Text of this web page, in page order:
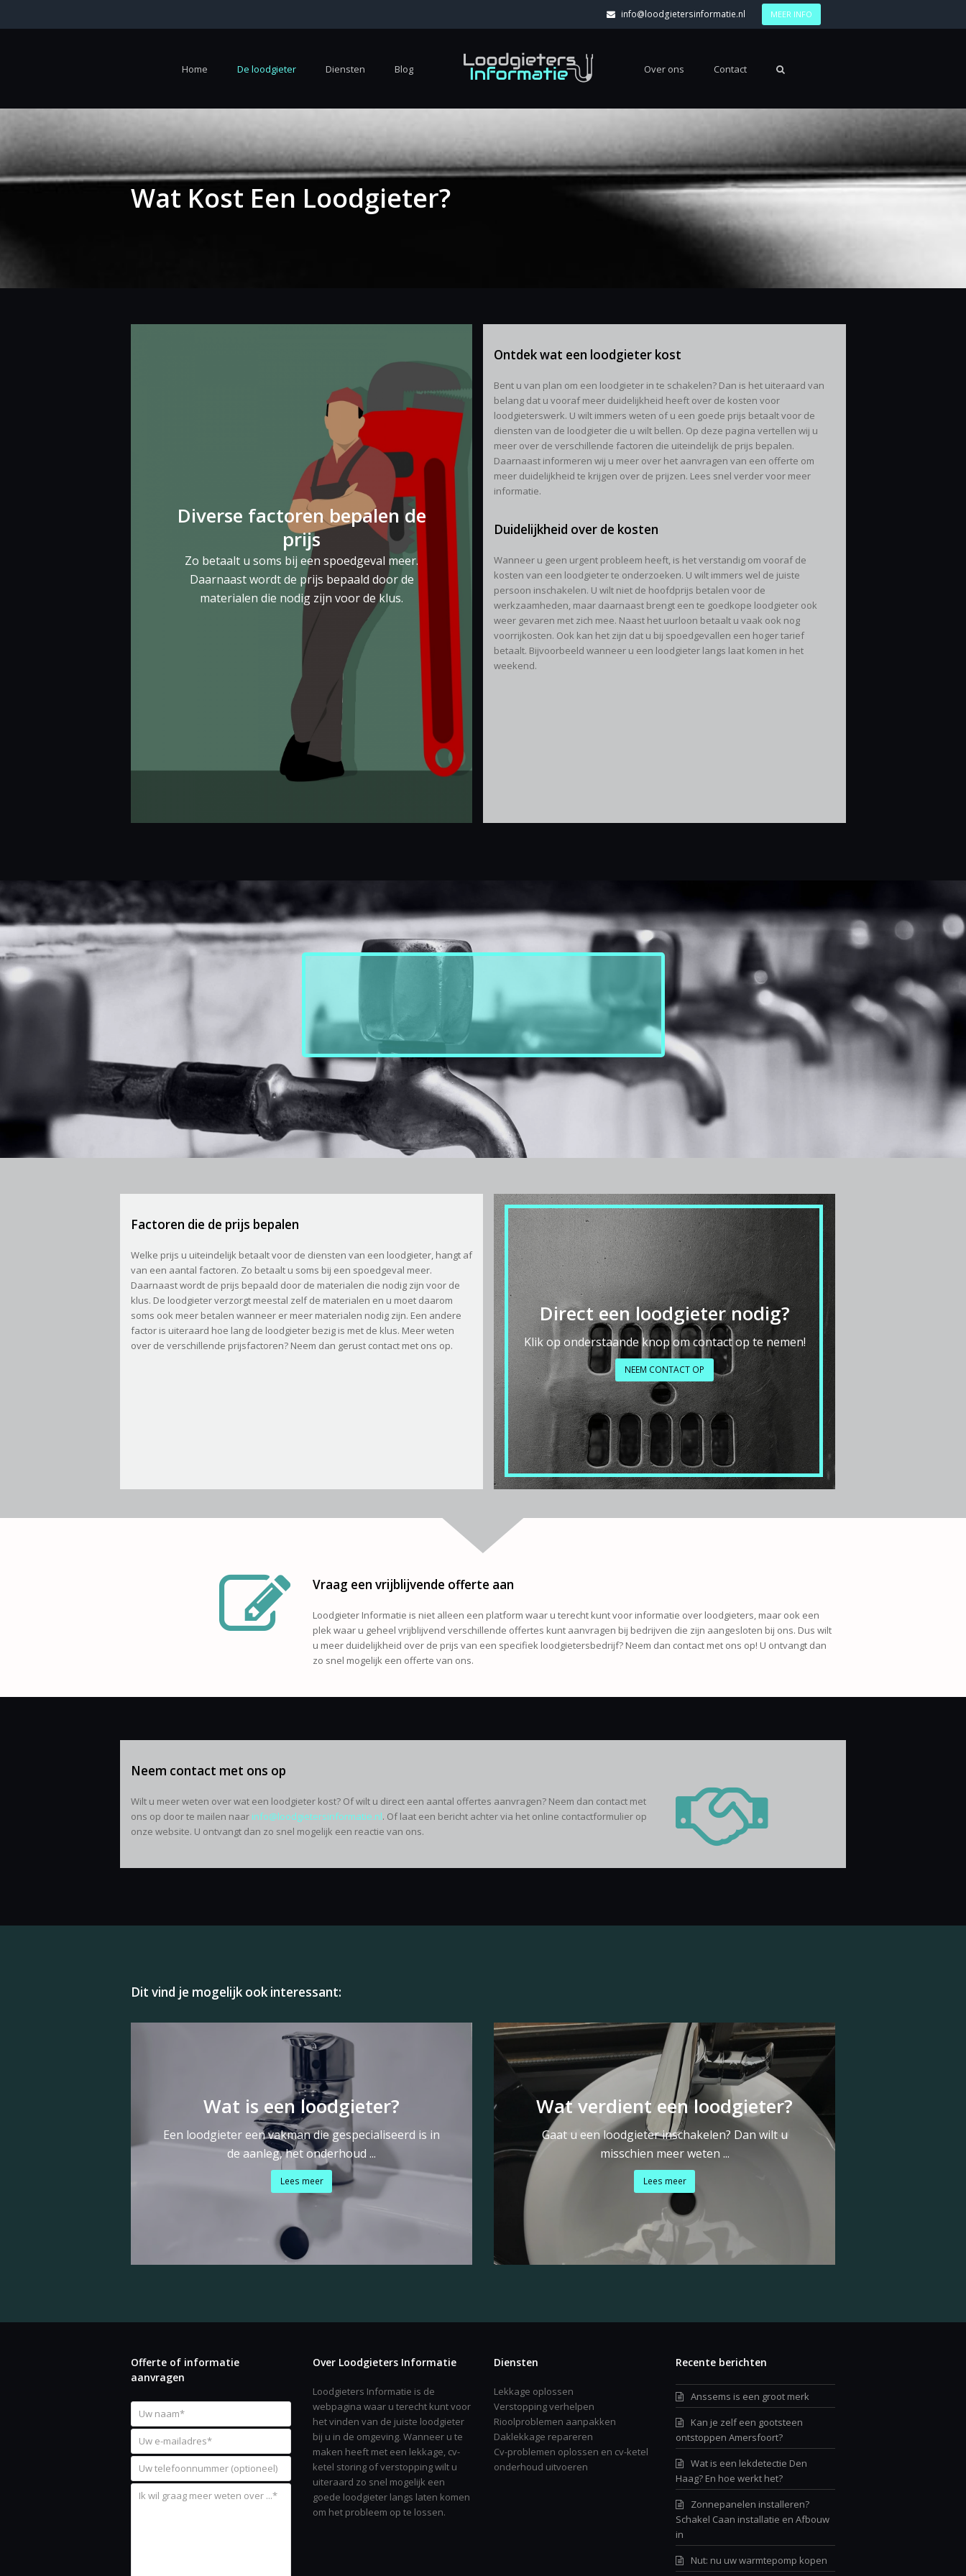
info@loodgietersinformatie.nl MEER INFO
Home De loodgieter Diensten Blog Over ons Contact
Wat Kost Een Loodgieter?
Diverse factoren bepalen de
prijs
Zo betaalt u soms bij een spoedgeval meer.
Daarnaast wordt de prijs bepaald door de
materialen die nodig zijn voor de klus.
Ontdek wat een loodgieter kost
Bent u van plan om een loodgieter in te schakelen? Dan is het uiteraard van
belang dat u vooraf meer duidelijkheid heeft over de kosten voor
loodgieterswerk. U wilt immers weten of u een goede prijs betaalt voor de
diensten van de loodgieter die u wilt bellen. Op deze pagina vertellen wij u
meer over de verschillende factoren die uiteindelijk de prijs bepalen.
Daarnaast informeren wij u meer over het aanvragen van een offerte om
meer duidelijkheid te krijgen over de prijzen. Lees snel verder voor meer
informatie.
Duidelijkheid over de kosten
Wanneer u geen urgent probleem heeft, is het verstandig om vooraf de
kosten van een loodgieter te onderzoeken. U wilt immers wel de juiste
persoon inschakelen. U wilt niet de hoofdprijs betalen voor de
werkzaamheden, maar daarnaast brengt een te goedkope loodgieter ook
weer gevaren met zich mee. Naast het uurloon betaalt u vaak ook nog
voorrijkosten. Ook kan het zijn dat u bij spoedgevallen een hoger tarief
betaalt. Bijvoorbeeld wanneer u een loodgieter langs laat komen in het
weekend.
24/7
bereikbaar Snel
een
gratis
offerte
erkende
loodgietersLage
prijs
Snel een
Factoren die de prijs bepalen
Welke prijs u uiteindelijk betaalt voor de diensten van een loodgieter, hangt af
van een aantal factoren. Zo betaalt u soms bij een spoedgeval meer.
Daarnaast wordt de prijs bepaald door de materialen die nodig zijn voor de
klus. De loodgieter verzorgt meestal zelf de materialen en u moet daarom
soms ook meer betalen wanneer er meer materialen nodig zijn. Een andere
factor is uiteraard hoe lang de loodgieter bezig is met de klus. Meer weten
over de verschillende prijsfactoren? Neem dan gerust contact met ons op.
Direct een loodgieter nodig?
Klik op onderstaande knop om contact op te nemen!
NEEM CONTACT OP
Vraag een vrijblijvende offerte aan
Loodgieter Informatie is niet alleen een platform waar u terecht kunt voor informatie over loodgieters, maar ook een
plek waar u geheel vrijblijvend verschillende offertes kunt aanvragen bij bedrijven die zijn aangesloten bij ons. Dus wilt
u meer duidelijkheid over de prijs van een specifiek loodgietersbedrijf? Neem dan contact met ons op! U ontvangt dan
zo snel mogelijk een offerte van ons.
Neem contact met ons op
Wilt u meer weten over wat een loodgieter kost? Of wilt u direct een aantal offertes aanvragen? Neem dan contact met
ons op door te mailen naar info@loodgietersinformatie.nl. Of laat een bericht achter via het online contactformulier op
onze website. U ontvangt dan zo snel mogelijk een reactie van ons.
Dit vind je mogelijk ook interessant:
Wat is een loodgieter?
Een loodgieter een vakman die gespecialiseerd is in
de aanleg, het onderhoud ...
Lees meer
Wat verdient een loodgieter?
Gaat u een loodgieter inschakelen? Dan wilt u
misschien meer weten ...
Lees meer
Offerte of informatie
aanvragen
Over Loodgieters Informatie
Loodgieters Informatie is de
webpagina waar u terecht kunt voor
het vinden van de juiste loodgieter
bij u in de omgeving. Wanneer u te
maken heeft met een lekkage, cv-
ketel storing of verstopping wilt u
uiteraard zo snel mogelijk een
goede loodgieter langs laten komen
om het probleem op te lossen.
Diensten
Lekkage oplossen
Verstopping verhelpen
Rioolproblemen aanpakken
Daklekkage repareren
Cv-problemen oplossen en cv-ketel
onderhoud uitvoeren
Recente berichten
Anssems is een groot merk
Kan je zelf een gootsteen
ontstoppen Amersfoort?
Wat is een lekdetectie Den
Haag? En hoe werkt het?
Zonnepanelen installeren?
Schakel Caan installatie en Afbouw
in
Nut: nu uw warmtepomp kopen